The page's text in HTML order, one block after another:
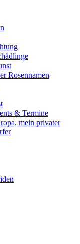
Rosennamen
& Termine
mein privater